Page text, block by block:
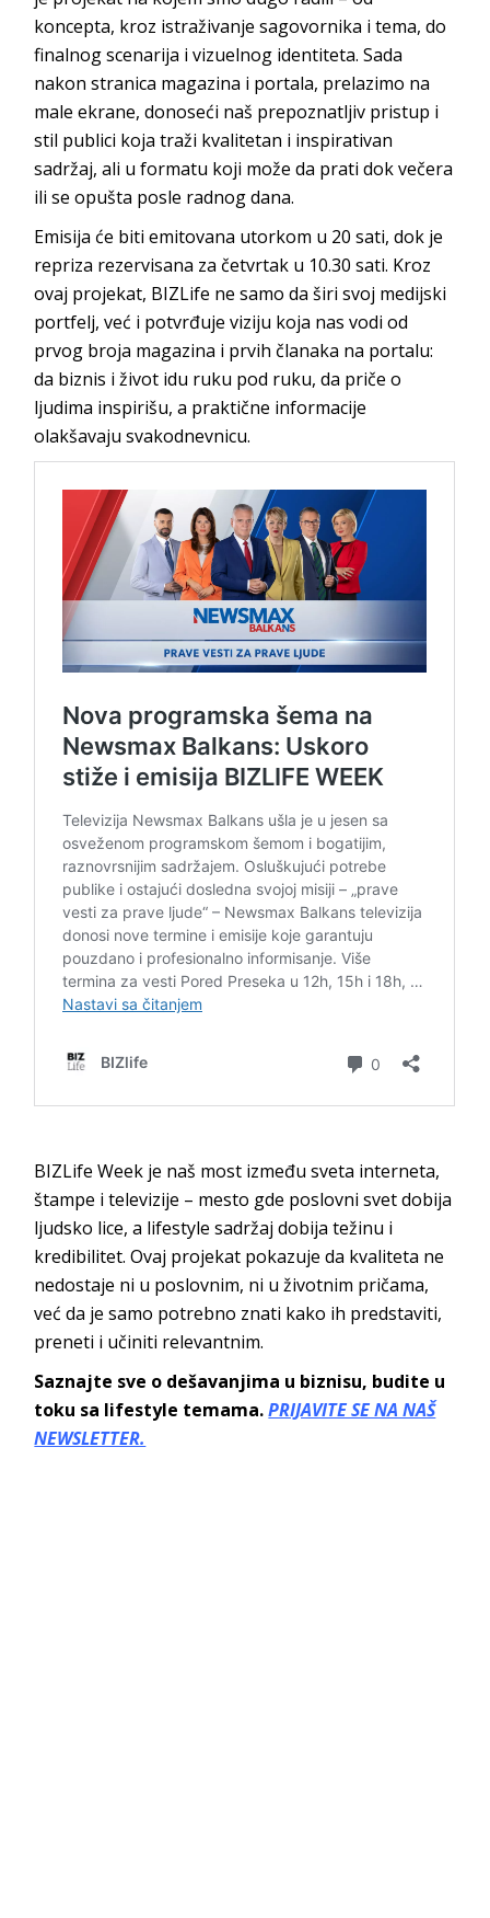
koncepta, kroz istraživanje sagovornika i tema, do
finalnog scenarija i vizuelnog identiteta. Sada
nakon stranica magazina i portala, prelazimo na
male ekrane, donoseći naš prepoznatljiv pristup i
stil publici koja traži kvalitetan i inspirativan
sadržaj, ali u formatu koji može da prati dok večera
ili se opušta posle radnog dana.
Emisija će biti emitovana utorkom u 20 sati, dok je
repriza rezervisana za četvrtak u 10.30 sati. Kroz
ovaj projekat, BIZLife ne samo da širi svoj medijski
portfelj, već i potvrđuje viziju koja nas vodi od
prvog broja magazina i prvih članaka na portalu:
da biznis i život idu ruku pod ruku, da priče o
ljudima inspirišu, a praktične informacije
olakšavaju svakodnevnicu.
BIZLife Week je naš most između sveta interneta,
štampe i televizije – mesto gde poslovni svet dobija
ljudsko lice, a lifestyle sadržaj dobija težinu i
kredibilitet. Ovaj projekat pokazuje da kvaliteta ne
nedostaje ni u poslovnim, ni u životnim pričama,
već da je samo potrebno znati kako ih predstaviti,
preneti i učiniti relevantnim.
Saznajte sve o dešavanjima u biznisu, budite u
toku sa lifestyle temama.PRIJAVITE SE NA NAŠ
NEWSLETTER.